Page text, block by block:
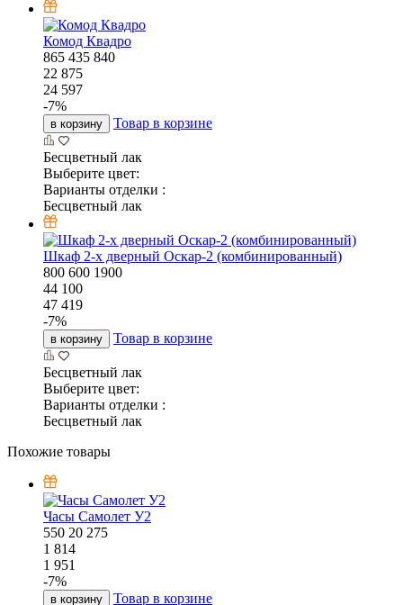
Комод Квадро
865 435 840
22 875
24 597
-7%
в корзину Товар в корзине
Бесцветный лак
Выберите цвет:
Варианты отделки :
Бесцветный лак
Шкаф 2-х дверный Оскар-2 (комбинированный)
800 600 1900
44 100
47 419
-7%
в корзину Товар в корзине
Бесцветный лак
Выберите цвет:
Варианты отделки :
Бесцветный лак
Похожие товары
Часы Самолет У2
550 20 275
1 814
1 951
-7%
в корзину Товар в корзине